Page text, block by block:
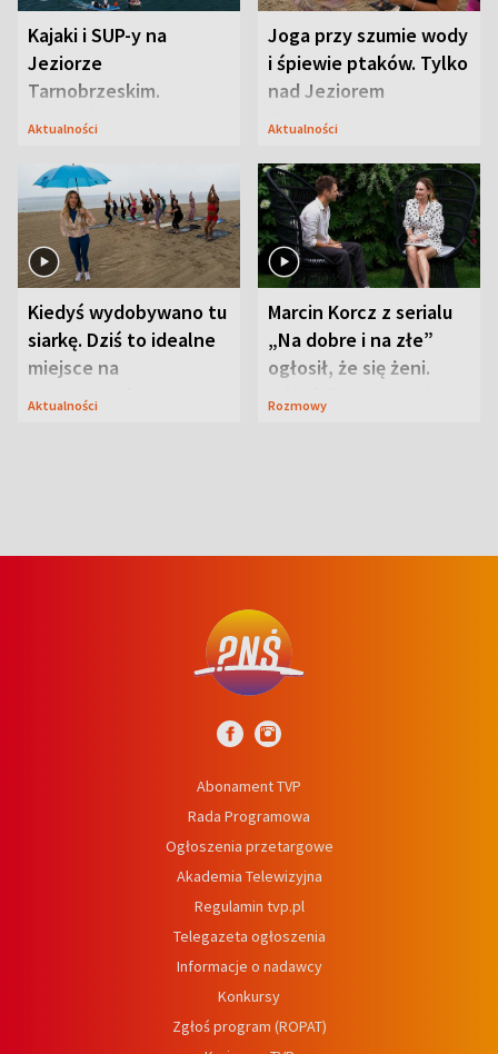
Kajaki i SUP-y na
Jeziorze
Tarnobrzeskim.
Przyrodnicy zwracają
Aktualności
Joga przy szumie wody
i śpiewie ptaków. Tylko
nad Jeziorem
Tarnobrzeskim
Aktualności
Kiedyś wydobywano tu
siarkę. Dziś to idealne
miejsce na
wypoczynek
Aktualności
Marcin Korcz z serialu
„Na dobre i na złe”
ogłosił, że się żeni.
Zdradził, co zmienił
Rozmowy
Abonament TVP
Rada Programowa
Ogłoszenia przetargowe
Akademia Telewizyjna
Regulamin tvp.pl
Telegazeta ogłoszenia
Informacje o nadawcy
Konkursy
Zgłoś program (ROPAT)